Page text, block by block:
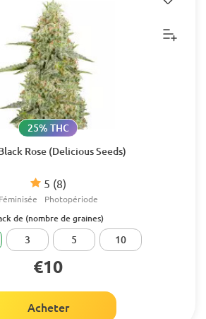
Rose (Delicious Seeds)
5 (8)
25% THC
Féminisée Photopériode
de (nombre de graines)
3 5 10
€10
Acheter